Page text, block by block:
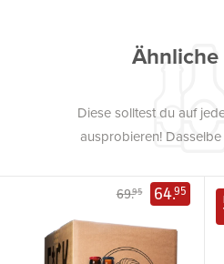
Diese solltest du auf
ausprobieren!
69.95 64.95